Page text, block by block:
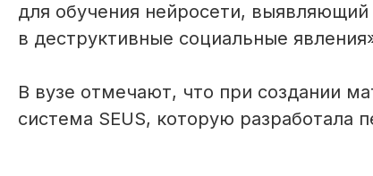
для обучения нейросети,
в деструктивные социальные
В вузе отмечают, что при создании
система SEUS, которую разработала